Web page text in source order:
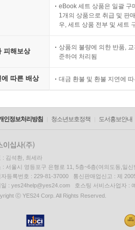
eBook 세트 상품은 일괄 구
1개의 상품으로 취급 및 판
우, 세트 상품 전부 및 세트
피해보상
상품의 불량에 의한 반품,
준하여 처리됨
에 따른 배상 대금 환불 및 환불 지연에
인정보처리방침 청소년보호정책 도서홍보안내
: 김석환, 최세라
: 서울시 영등포구 은행로 11, 5층~6층(여의도동,일신
자등록번호 : 229-81-37000 통신판매업신고 : 제
일 : yes24help@yes24.com 호스팅 서비스사업자 :
ⓒ YES24 Corp. All Rights Reserved.